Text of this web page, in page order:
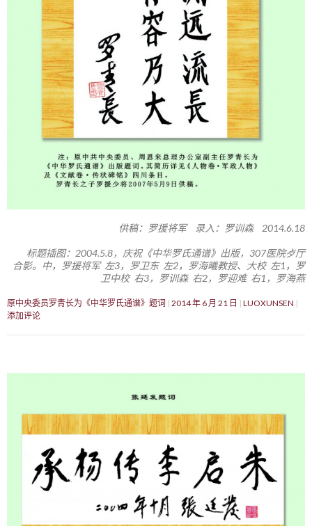
供稿：罗援将军 录入：罗训森 2014.6.18
标题插图：2004.5.8，庆祝《中华罗氏通谱》出版，307医院歺厅
合影。中，罗援将军 左3，罗卫东 左2，罗海曦教授、大校 左1，罗
卫中校 右3，罗训森 右2，罗迎难 右1，罗海燕
原中央委员罗青长为《中华罗氏通谱》题词 2014 年 6 月 21 日
LUOXUNSEN
添加评论